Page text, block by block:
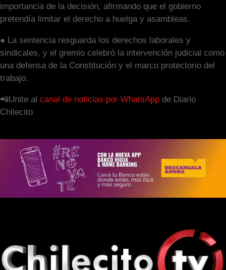
importancia de la decisión, afirmando que el gobierno
pretendía limitar el derecho a huelga y asambleas.
● La sentencia resguarda los derechos laborales y
sindicales, y el gremio celebró la intervención judicial como
una defensa de la Constitución y el marco protectorio del
trabajo.
📲Unite al canal de noticias por WhatsApp de Diario
Chilecito